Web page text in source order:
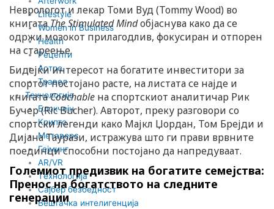
Lifestyle
Women in Business
Health
Рецепти
Астро
Травел
Технологија
Блокчејн
Крипто
Метаверс
Гејминг
AR/VR
Tехнологија
Сајбер безбедност
Вештачка интелигенција
Неврологот и лекар Томи Вуд (Tommy Wood) во
книгатаThe Stimulated Mindобјаснува како да се
одржи мозокот прилагодлив, фокусиран и отпорен
на стареење.
Бидејќи интересот на богатите инвеститори за
спортот постојано расте, на листата се најде и
книгатаCoachable на спортскиот аналитичар Рик
Бучер (Ric Bucher). Авторот, преку разговори со
спортски легенди како Мајкл Џордан, Том Брејди и
Дијана Таурази, истражува што ги прави врвните
поединци способни постојано да напредуваат.
Големиот предизвик на богатите семејства:
Пренос на богатството на следните
генерации